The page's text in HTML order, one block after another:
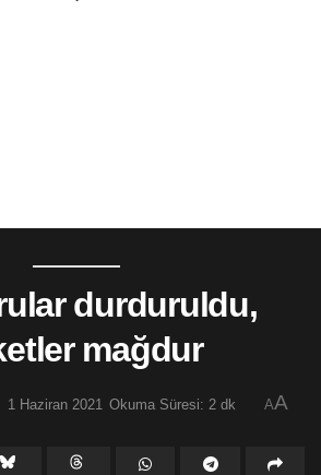
durduruldu,
mağdur
1 Haziran 2021 Okuma Süresi: 2 dk AA